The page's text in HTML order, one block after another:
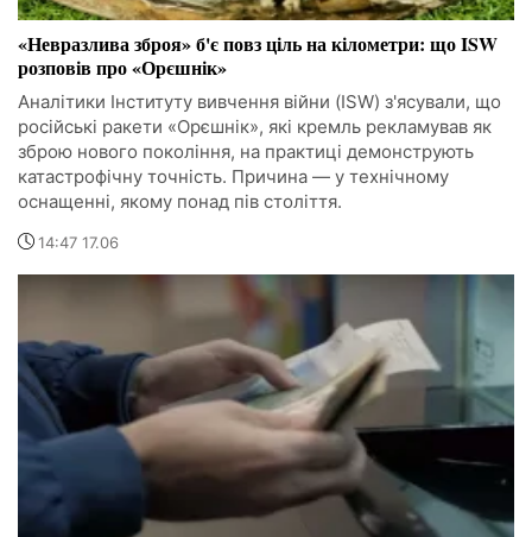
«Невразлива зброя» б'є повз ціль на кілометри: що ISW
розповів про «Орєшнік»
Аналітики Інституту вивчення війни (ISW) з'ясували, що
російські ракети «Орєшнік», які кремль рекламував як
зброю нового покоління, на практиці демонструють
катастрофічну точність. Причина — у технічному
оснащенні, якому понад пів століття.
14:47 17.06